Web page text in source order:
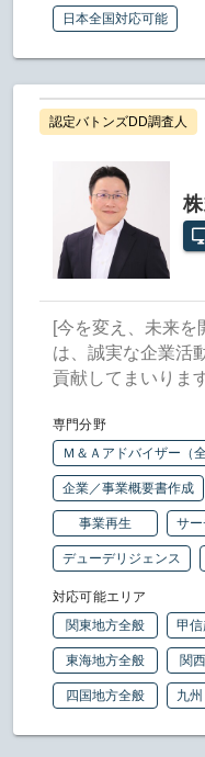
日本全国対応可能
認定バトンズDD調査人
[今を変え、未来を
は、誠実な企業活
貢献してまいりま
専門分野
Ｍ＆Ａアドバイザー（
企業／事業概要書作成
事業再生 サー
デューデリジェンス
対応可能エリア
関東地方全般
甲
東海地方全般 関
四国地方全般 九